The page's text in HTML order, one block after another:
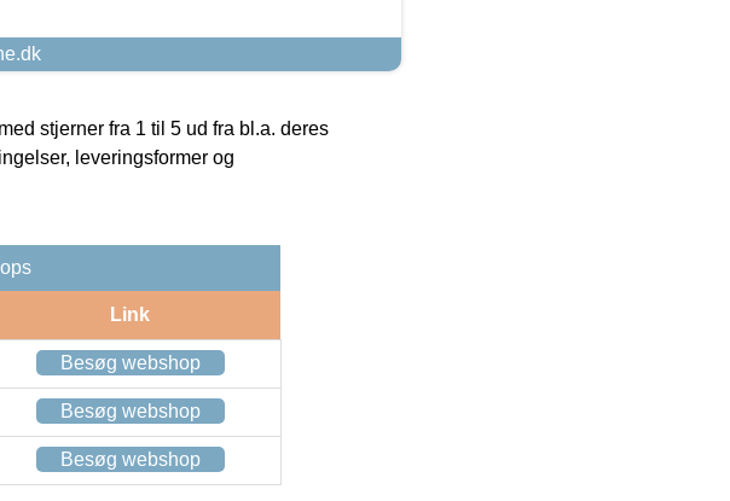
stjerner fra 1 til 5 ud fra bl.a. deres
leveringsformer og
Link
Besøg webshop
Besøg webshop
Besøg webshop